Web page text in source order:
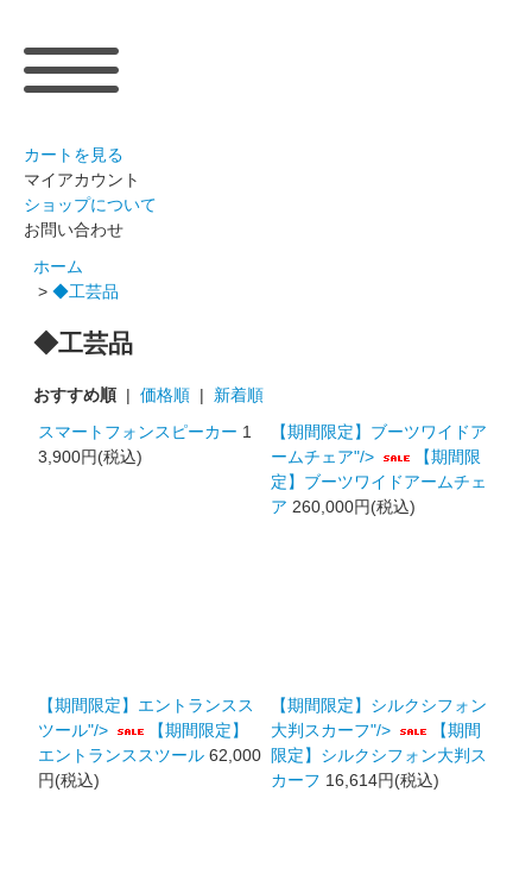
カートを見る
マイアカウント
ショップについて
お問い合わせ
ホーム
>◆工芸品
◆工芸品
おすすめ順 |価格順 | 新着順
スマートフォンスピーカー 1
3,900円(税込)
【期間限定】ブーツワイドア
ームチェア"/>
【期間限
定】ブーツワイドアームチェ
ア 260,000円(税込)
【期間限定】エントランスス
ツール"/>
【期間限定】
エントランススツール 62,000
円(税込)
【期間限定】シルクシフォン
大判スカーフ"/>
【期間
限定】シルクシフォン大判ス
カーフ 16,614円(税込)